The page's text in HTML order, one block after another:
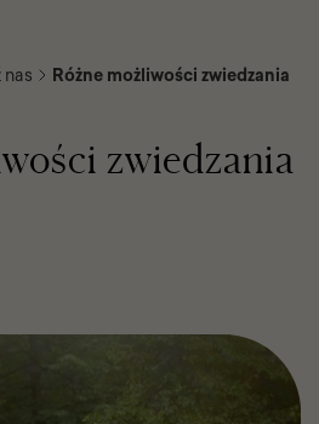
Różne możliwości zwiedzania
zwiedzania